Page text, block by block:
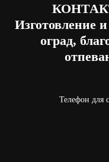
Изготовление
оград,
Телефон для